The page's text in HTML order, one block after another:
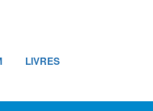
LIVRES